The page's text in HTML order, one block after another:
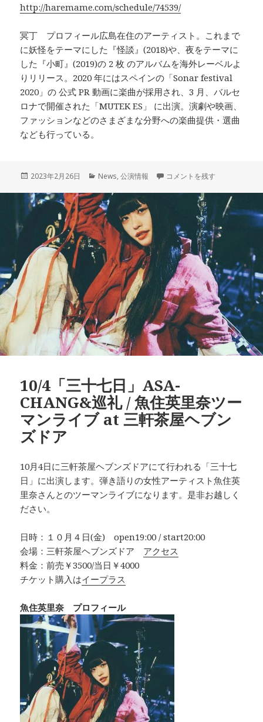
http://haremame.com/schedule/74539/
冥丁 プロフィール広島在住のアーティスト。これまで
に妖怪をテーマにした『怪談』(2018)や、夜をテーマに
した『小町』(2019)の 2 枚 のアルバムを海外レーベルよ
りリリース。2020 年にはスペインの「Sonar festival
2020」の 公式 PR 動画に楽曲が採用され、3 月、バルセ
ロナで開催された「MUTEK ES」 に出演。演劇や映画、
ファッションなどのさまざまな分野への楽曲提供・選曲
なども行っている。
投
日:
2023年2月26日
カ
ゴ
リ
ー
News,公演情報 4/10（月）【箱舟旅行 第16
コメントを残す
10/4「三十七日」ASA-
CHANG&巡礼 / 魚住英里奈ツー
マンライブ at 三軒茶屋ヘブン
ズドア
10月4日に三軒茶屋ヘブンズドアにて行われる「三十七
日」に出演します。弾き語りの女性アーティスト魚住英
里奈さんとのツーマンライブになります。是非お越しく
ださい。
日時：１０月４日(金) open19:00 / start20:00
会場：三軒茶屋ヘブンズドア アクセス
料金：前売￥3500/当日￥4000
チケット購入はイープラス
魚住英里奈 プロフィール